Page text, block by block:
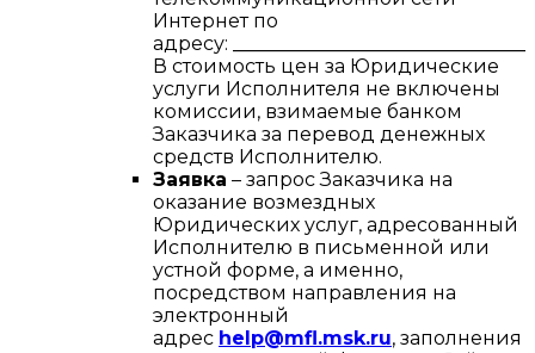
Интернет по
адресу:
В стоимость цен за Юридические
услуги Исполнителя не включены
комиссии, взимаемые банком
Заказчика за перевод денежных
средств Исполнителю.
Заявка – запрос Заказчика на
оказание возмездных
Юридических услуг, адресованный
Исполнителю в письменной или
устной форме, а именно,
посредством направления на
электронный
адрес help@mfl.msk.ru, заполнения